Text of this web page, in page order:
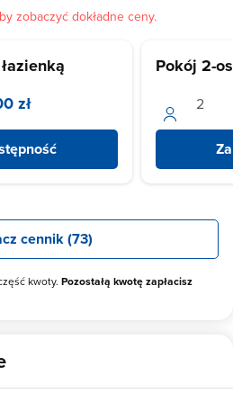
zobaczyć dokładne ceny.
zł
Pokój 2-
cennik (73)
kwoty. Pozostałą kwotę zapłacisz